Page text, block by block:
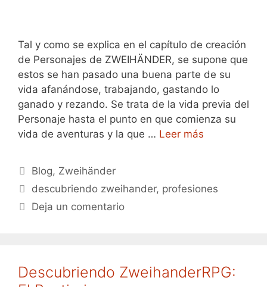
Tal y como se explica en el capítulo de creación
de Personajes de ZWEIHÄNDER, se supone que
estos se han pasado una buena parte de su
vida afanándose, trabajando, gastando lo
ganado y rezando. Se trata de la vida previa del
Personaje hasta el punto en que comienza su
vida de aventuras y la que … Leer más
Categorías
Blog, Zweihänder
Etiquetas
descubriendo zweihander, profesiones
Deja un comentario
Descubriendo ZweihanderRPG: